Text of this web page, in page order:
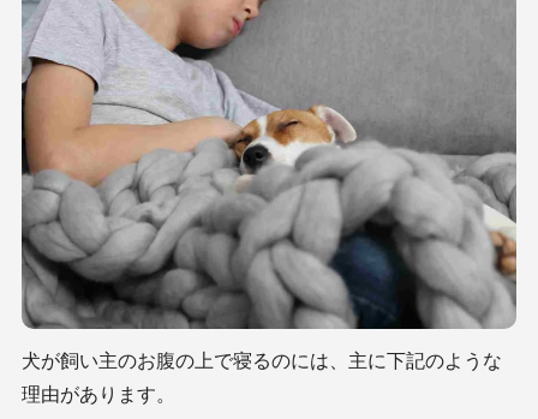
犬が飼い主のお腹の上で寝るのには、主に下記のような
理由があります。